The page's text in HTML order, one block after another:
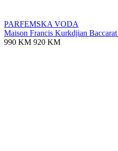
PARFEMSKA VODA
Maison Francis Kurkdjian
990 KM 920 KM